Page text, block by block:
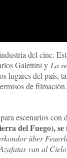
del cine.
Galettini y La
lugares del país,
de filmación.
escenarios con
del Fuego),
über
van al Cielo